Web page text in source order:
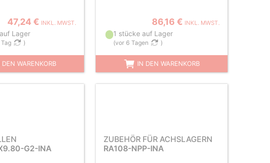
47,24 € INKL. MWST.
Lager
)
DEN WARENKORB
86,16 € INKL. MWST.
1 stücke auf Lager
(vor 6 Tagen )
IN DEN WARENKORB
G2-INA
ZUBEHÖR FÜR ACHSLAGERN
RA108-NPP-INA